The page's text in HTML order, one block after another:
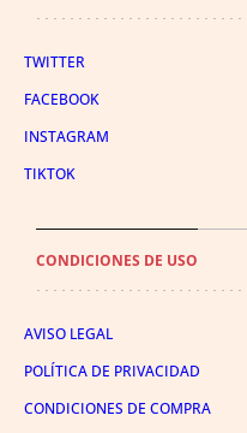
TWITTER
FACEBOOK
INSTAGRAM
TIKTOK
CONDICIONES DE USO
AVISO LEGAL
POLÍTICA DE PRIVACIDAD
CONDICIONES DE COMPRA